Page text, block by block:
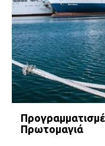
Πρωτομαγιά